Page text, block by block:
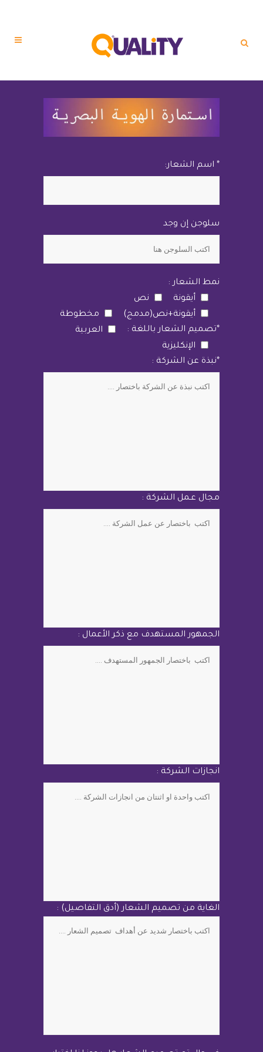
* اسم الشعار:
سلوجن إن وجد
نمط الشعار :
أيقونة
نص
أيقونة+نص(مدمج)
مخطوطة
*تصميم الشعار باللغة :
العربية
الإنكليزية
*نبذة عن الشركة :
مجال عـمل الشركة :
الجمهور المستهدف مع ذكر الأعمال :
انجازات الشركة :
الغاية من تصميم الشعار (أدق التفاصيل) :